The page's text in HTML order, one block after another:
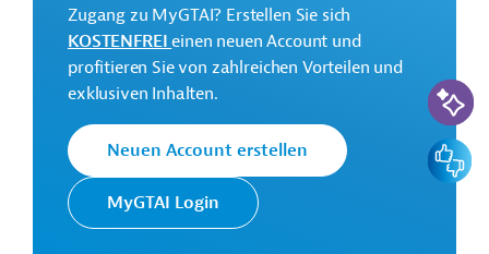
widerstandsfähige digitale Infrastruktur;
Schwerpunkt 4: Verbesserung der
Verkehrsanbindung und der technischen
Zusammenarbeit zwischen der EU und den ASEAN-
Ländern sowie innerhalb der ASEAN-Länder;
Schwerpunkt 5: Intensivierung des Austauschs und
der zwischenmenschlichen Beziehungen,
insbesondere in den Bereichen Hochschulbildung,
Zugang zu MyGTAI? Erstellen Sie sich
KOSTENFREIeinen neuen Account und
profitieren Sie von zahlreichen Vorteilen und
exklusiven Inhalten.
Neuen Account erstellen
MyGTAI Login
KI-